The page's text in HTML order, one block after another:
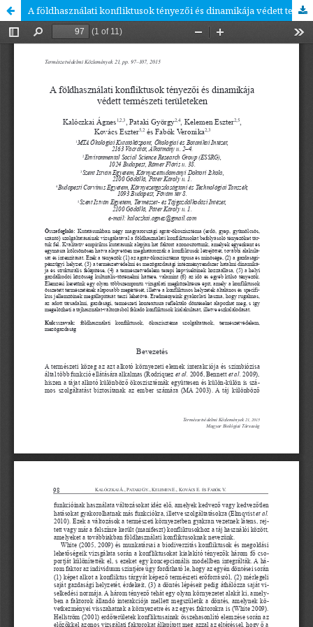
A földhasználati konfliktusok tényezői és dinamikája védett természeti területeken